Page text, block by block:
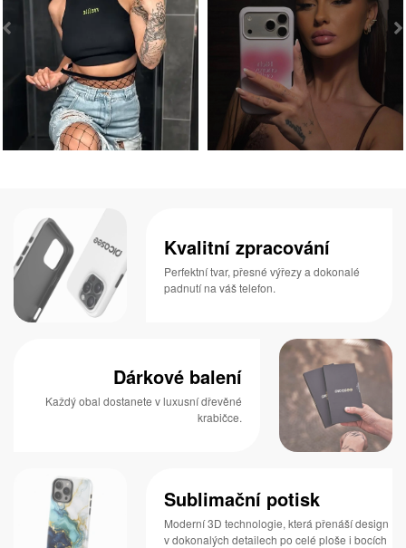
Kvalitní zpracování
Perfektní tvar, přesné výřezy a dokonalé
padnutí na váš telefon.
Dárkové balení
Každý obal dostanete v luxusní dřevěné
krabičce.
Sublimační potisk
Moderní 3D technologie, která přenáší design
v dokonalých detailech po celé ploše i bocích